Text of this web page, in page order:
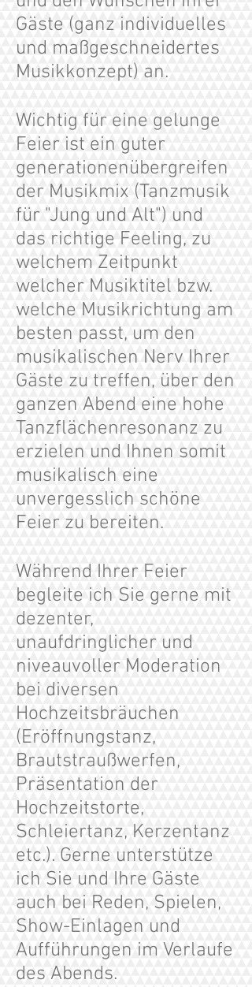
Gäste (ganz individuelles
und maßgeschneidertes
Musikkonzept) an.
Wichtig für eine gelunge
Feier ist ein guter
generationenübergreifen
der Musikmix (Tanzmusik
für "Jung und Alt") und
das richtige Feeling, zu
welchem Zeitpunkt
welcher Musiktitel bzw.
welche Musikrichtung am
besten passt, um den
musikalischen Nerv Ihrer
Gäste zu treffen, über den
ganzen Abend eine hohe
Tanzflächenresonanz zu
erzielen und Ihnen somit
musikalisch eine
unvergesslich schöne
Feier zu bereiten.
Während Ihrer Feier
begleite ich Sie gerne mit
dezenter,
unaufdringlicher und
niveauvoller Moderation
bei diversen
Hochzeitsbräuchen
(Eröffnungstanz,
Brautstraußwerfen,
Präsentation der
Hochzeitstorte,
Schleiertanz, Kerzentanz
etc.). Gerne unterstütze
ich Sie und Ihre Gäste
auch bei Reden, Spielen,
Show-Einlagen und
Aufführungen im Verlaufe
des Abends.